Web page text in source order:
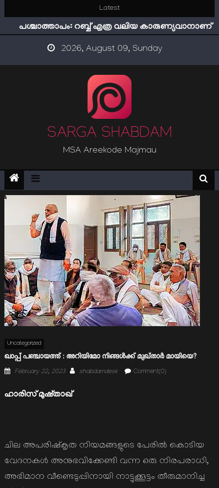
content
Latest
ഇമാം നവവി: അനന്തമായ നാൽപതാണ്ടുകൾ
പശ്ചാത്താപം: റബ്ബ് എത്ര വലിയ കാരുണ്യവാനാണ്
ഇന്ന് നേടിയാൽ ഇരട്ടി നേടാം
സൂക്ഷിക്കുക! കുറ്റകൃത്യങ്ങളാണിന്ന് ട്രെന്‍ഡ്
ഇമാം നവവി: അനന്തമായ നാൽപതാണ്ടുകൾ
2026, August 09, Sunday
SARGA SHABDAM
MSA Areekode Majmau
Uncategorized
ഖാപ്പ് പഞ്ചായത്ത് : അറിയിമോ നിങ്ങള്‍ക്ക് മുഖ്താര്‍ മായിയെ?
Posted
February 22, 2023 Author
shabdamdesk Comment(0)
ഹാരിസ് മുഷ്താഖ്‌
ചില അപരിഷ്കൃത നിയമങ്ങളുടെ പേരിൽ കൊടിയ
വേദനകൾ അനുഭവിക്കേണ്ടി വന്ന ഒരു നിരപരാധി,
അഭിമാന വീണ്ടെടുപ്പിനായി നാട്ടുക്കൂട്ടം തീരുമാനിച്ച